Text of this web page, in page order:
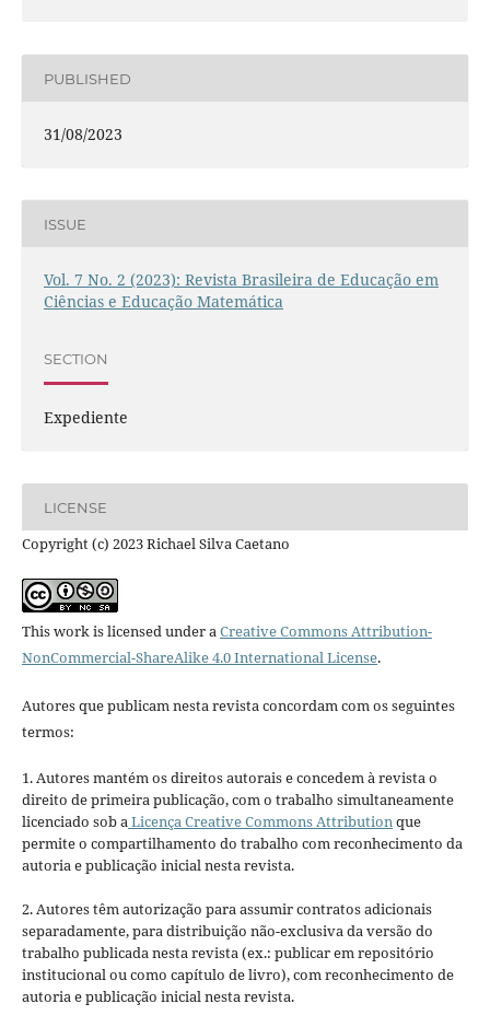
PUBLISHED
31/08/2023
ISSUE
Vol. 7 No. 2 (2023): Revista Brasileira de Educação em
Ciências e Educação Matemática
SECTION
Expediente
LICENSE
Copyright (c) 2023 Richael Silva Caetano
This work is licensed under aCreative Commons Attribution-
NonCommercial-ShareAlike 4.0 International License.
Autores que publicam nesta revista concordam com os seguintes
termos:
1. Autores mantém os direitos autorais e concedem à revista o
direito de primeira publicação, com o trabalho simultaneamente
licenciado sob aLicença Creative Commons Attributionque
permite o compartilhamento do trabalho com reconhecimento da
autoria e publicação inicial nesta revista.
2. Autores têm autorização para assumir contratos adicionais
separadamente, para distribuição não-exclusiva da versão do
trabalho publicada nesta revista (ex.: publicar em repositório
institucional ou como capítulo de livro), com reconhecimento de
autoria e publicação inicial nesta revista.